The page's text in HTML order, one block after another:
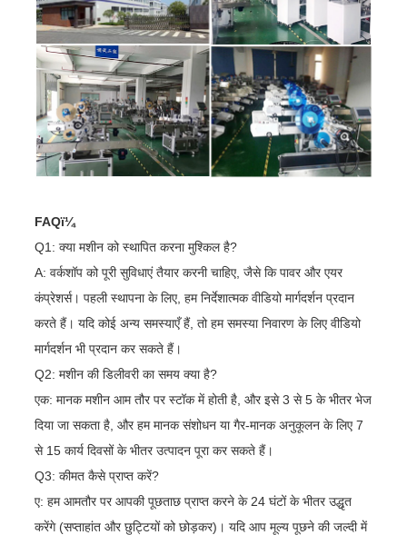
FAQï¼
Q1: क्या मशीन को स्थापित करना मुश्किल है?
A: वर्कशॉप को पूरी सुविधाएं तैयार करनी चाहिए, जैसे कि पावर और एयर
कंप्रेशर्स। पहली स्थापना के लिए, हम निर्देशात्मक वीडियो मार्गदर्शन प्रदान
करते हैं। यदि कोई अन्य समस्याएँ हैं, तो हम समस्या निवारण के लिए वीडियो
मार्गदर्शन भी प्रदान कर सकते हैं।
Q2: मशीन की डिलीवरी का समय क्या है?
एक: मानक मशीन आम तौर पर स्टॉक में होती है, और इसे 3 से 5 के भीतर भेज
दिया जा सकता है, और हम मानक संशोधन या गैर-मानक अनुकूलन के लिए 7
से 15 कार्य दिवसों के भीतर उत्पादन पूरा कर सकते हैं।
Q3: कीमत कैसे प्राप्त करें?
ए: हम आमतौर पर आपकी पूछताछ प्राप्त करने के 24 घंटों के भीतर उद्धृत
करेंगे (सप्ताहांत और छुट्टियों को छोड़कर)। यदि आप मूल्य पूछने की जल्दी में